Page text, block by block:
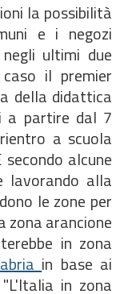
la possibilità
e i negozi
ultimi due
il premier
della didattica
a partire dal 7
a scuola
alcune
lavorando alla
le zone per
zona arancione
in zona
in base ai
in zona